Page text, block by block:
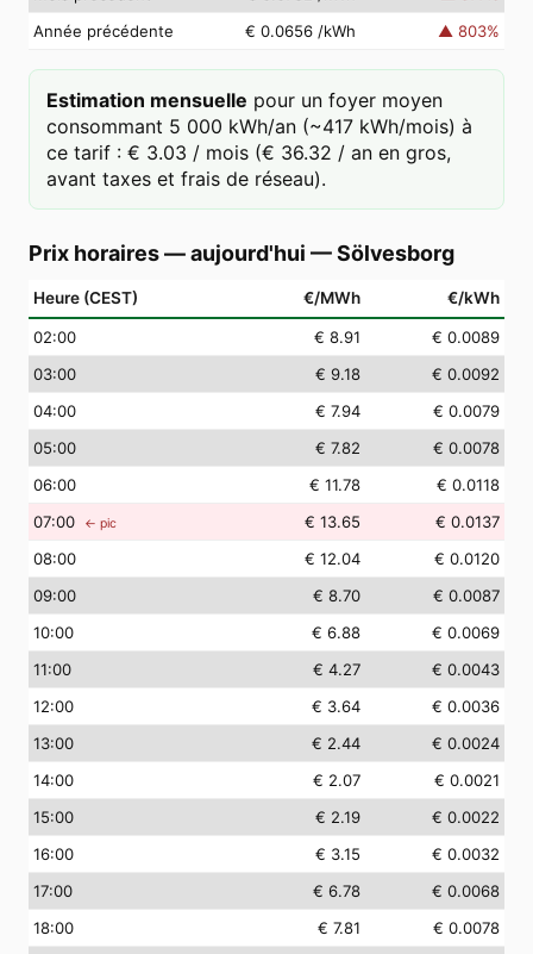
Année précédente
€ 0.0656 /kWh ▲ 803%
Estimation mensuelle pour un foyer moyen
consommant 5 000 kWh/an (~417 kWh/mois) à
ce tarif : € 3.03 / mois (€ 36.32 / an en gros,
avant taxes et frais de réseau).
Prix horaires — aujourd'hui —Sölvesborg
Heure (CEST) €/MWh €/kWh
02:00 € 8.91
€ 0.0089
03:00 € 9.18
€ 0.0092
04:00 € 7.94
€ 0.0079
05:00 € 7.82
€ 0.0078
06:00 € 11.78
€ 0.0118
07:00 ← pic € 13.65
€ 0.0137
08:00 € 12.04
€ 0.0120
09:00 € 8.70
€ 0.0087
10:00 € 6.88
€ 0.0069
11:00 € 4.27
€ 0.0043
12:00 € 3.64
€ 0.0036
13:00 € 2.44
€ 0.0024
14:00 € 2.07
€ 0.0021
15:00 € 2.19
€ 0.0022
16:00 € 3.15
€ 0.0032
17:00 € 6.78
€ 0.0068
18:00 € 7.81
€ 0.0078